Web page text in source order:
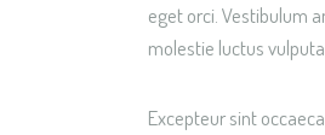
eget orci. Vestibulum
molestie luctus
Excepteur sint